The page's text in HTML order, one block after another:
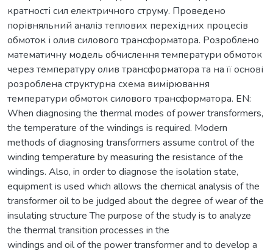
кратності сил електричного струму. Проведено
порівняльний аналіз теплових перехідних процесів
обмоток і олив силового трансформатора. Розроблено
математичну модель обчислення температури обмоток
через температуру олив трансформатора та на її основі
розроблена структурна схема вимірювання
температури обмоток силового трансформатора. EN:
When diagnosing the thermal modes of power transformers,
the temperature of the windings is required. Modern
methods of diagnosing transformers assume control of the
winding temperature by measuring the resistance of the
windings. Also, in order to diagnose the isolation state,
equipment is used which allows the chemical analysis of the
transformer oil to be judged about the degree of wear of the
insulating structure The purpose of the study is to analyze
the thermal transition processes in the
windings and oil of the power transformer and to develop a